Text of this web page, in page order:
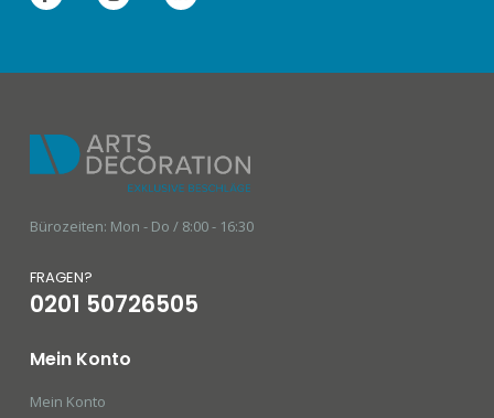
Bürozeiten: Mon - Do / 8:00 - 16:30
FRAGEN?
0201 50726505
Mein Konto
Mein Konto